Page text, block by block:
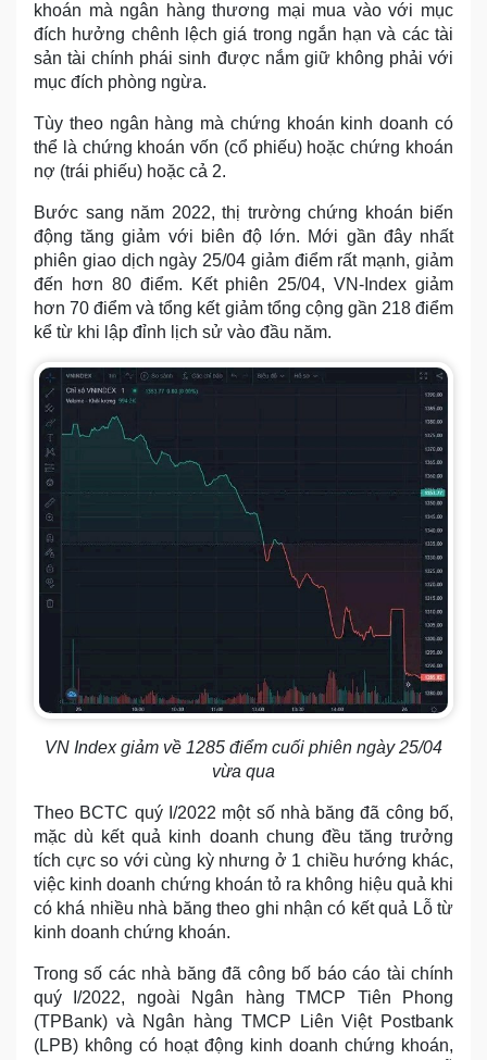
khoán mà ngân hàng thương mại mua vào với mục
đích hưởng chênh lệch giá trong ngắn hạn và các tài
sản tài chính phái sinh được nắm giữ không phải với
mục đích phòng ngừa.
Tùy theo ngân hàng mà chứng khoán kinh doanh có
thể là chứng khoán vốn (cổ phiếu) hoặc chứng khoán
nợ (trái phiếu) hoặc cả 2.
Bước sang năm 2022, thị trường chứng khoán biến
động tăng giảm với biên độ lớn. Mới gần đây nhất
phiên giao dịch ngày 25/04 giảm điểm rất mạnh, giảm
đến hơn 80 điểm. Kết phiên 25/04, VN-Index giảm
hơn 70 điểm và tổng kết giảm tổng cộng gần 218 điểm
kể từ khi lập đỉnh lịch sử vào đầu năm.
VN Index giảm về 1285 điểm cuối phiên ngày 25/04
vừa qua
Theo BCTC quý I/2022 một số nhà băng đã công bố,
mặc dù kết quả kinh doanh chung đều tăng trưởng
tích cực so với cùng kỳ nhưng ở 1 chiều hướng khác,
việc kinh doanh chứng khoán tỏ ra không hiệu quả khi
có khá nhiều nhà băng theo ghi nhận có kết quả Lỗ từ
kinh doanh chứng khoán.
Trong số các nhà băng đã công bố báo cáo tài chính
quý I/2022, ngoài Ngân hàng TMCP Tiên Phong
(TPBank) và Ngân hàng TMCP Liên Việt Postbank
(LPB) không có hoạt động kinh doanh chứng khoán,